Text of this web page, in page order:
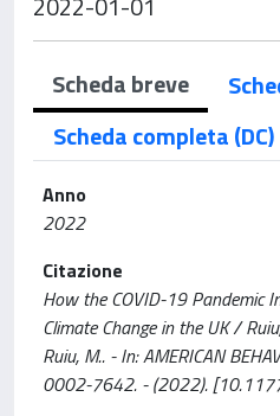
Scheda breve
Scheda completa (DC)
Anno
2022
Citazione
How the COVID-19 Pandemic
Climate Change in the UK /
Ruiu, M.. - In: AMERICAN
0002-7642. - (2022).